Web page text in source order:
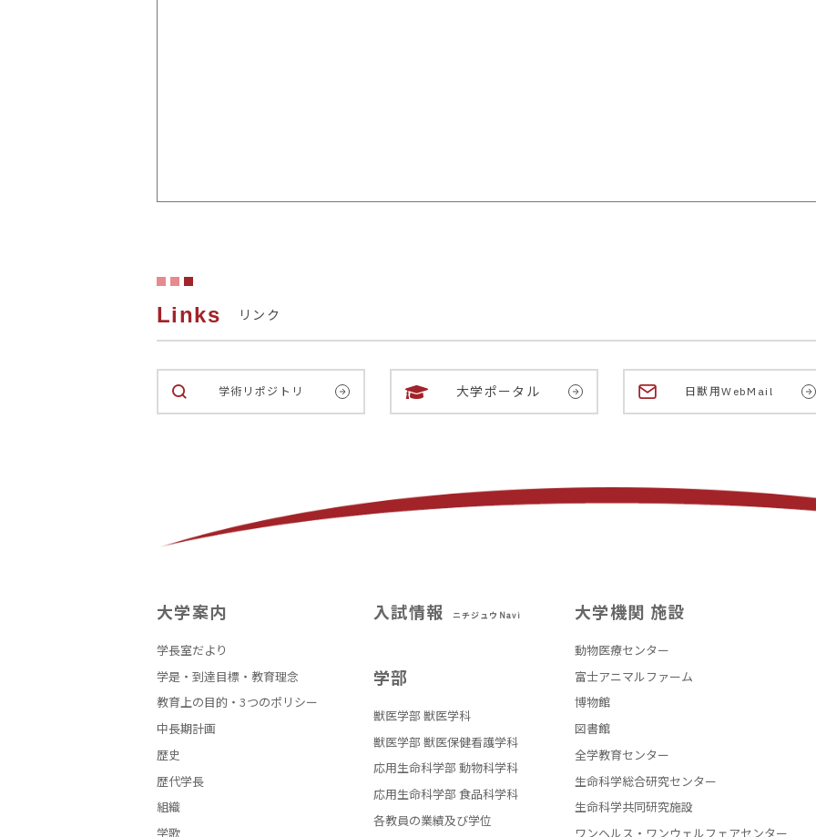
Links リンク
学術リポジトリ 大学ポータル 日獣用WebMail
大学案内
学長室だより
学是・到達目標・教育理念
教育上の目的・3つのポリシー
中長期計画
歴史
歴代学長
組織
入試情報 ニチジュウNavi
学部
獣医学部 獣医学科
獣医学部 獣医保健看護学科
応用生命科学部 動物科学科
応用生命科学部 食品科学科
各教員の業績及び学位
大学機関 施設
動物医療センター
富士アニマルファーム
博物館
図書館
全学教育センター
生命科学総合研究センター
生命科学共同研究施設